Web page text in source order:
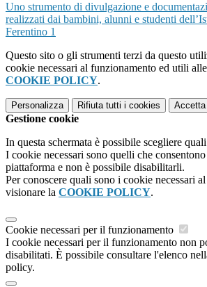
Uno strumento di divulgazione e
realizzati dai bambini, alunni e studenti
Ferentino 1
Questo sito o gli strumenti terzi da questo
cookie necessari al funzionamento ed utili
COOKIE POLICY.
Personalizza Rifiuta tutti i cookies
Gestione cookie
In questa schermata è possibile scegliere
I cookie necessari sono quelli che
piattaforma e non è possibile disabilitarli.
Per conoscere quali sono i cookie necessari
visionare la COOKIE POLICY.
Cookie necessari per il funzionamento
I cookie necessari per il funzionamento non
disabilitati. È possibile consultare l'elenco
policy.